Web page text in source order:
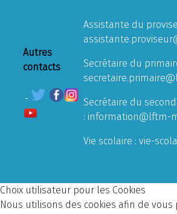
Autres
contacts
Assistante du
Secrétaire du
Secrétaire du
: information@lftm-
Vie scolaire : vie-
Choix utilisateur pour les Cookies
Nous utilisons des cookies afin de vous